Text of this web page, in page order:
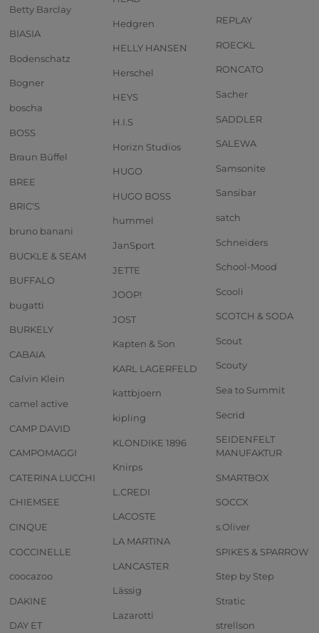
Betty Barclay
BIASIA
Bodenschatz
Bogner
boscha
BOSS
Braun Büffel
BREE
BRIC'S
bruno banani
BUCKLE & SEAM
BUFFALO
bugatti
BURKELY
CABAIA
Calvin Klein
camel active
CAMP DAVID
CAMPOMAGGI
CATERINA LUCCHI
CHIEMSEE
CINQUE
COCCINELLE
coocazoo
DAKINE
DAY ET
Hedgren
HELLY HANSEN
Herschel
HEYS
H.I.S
Horizn Studios
HUGO
HUGO BOSS
hummel
JanSport
JETTE
JOOP!
JOST
Kapten & Son
KARL LAGERFELD
kattbjoern
kipling
KLONDIKE 1896
Knirps
L.CREDI
LACOSTE
LA MARTINA
LANCASTER
Lässig
Lazarotti
REPLAY
ROECKL
RONCATO
Sacher
SADDLER
SALEWA
Samsonite
Sansibar
satch
Schneiders
School-Mood
Scooli
SCOTCH & SODA
Scout
Scouty
Sea to Summit
Secrid
SEIDENFELT
MANUFAKTUR
SMARTBOX
SOCCX
s.Oliver
SPIKES & SPARROW
Step by Step
Stratic
strellson